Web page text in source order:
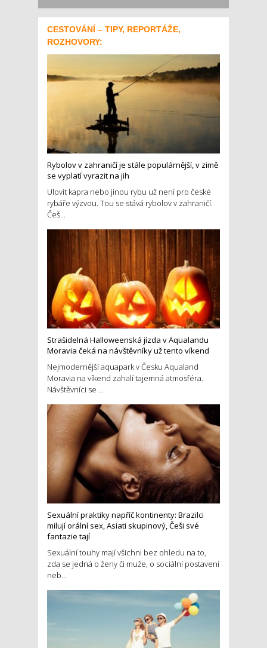
CESTOVÁNÍ – TIPY, REPORTÁŽE,
ROZHOVORY:
Rybolov v zahraničí je stále populárnější, v zimě
se vyplatí vyrazit na jih
Ulovit kapra nebo jinou rybu už není pro české
rybáře výzvou. Tou se stává rybolov v zahraničí.
Češ...
Strašidelná Halloweenská jízda v Aqualandu
Moravia čeká na návštěvníky už tento víkend
Nejmodernější aquapark v Česku Aqualand
Moravia na víkend zahalí tajemná atmosféra.
Návštěvníci se ...
Sexuální praktiky napříč kontinenty: Brazilci
milují orální sex, Asiati skupinový, Češi své
fantazie tají
Sexuální touhy mají všichni bez ohledu na to,
zda se jedná o ženy či muže, o sociální postavení
neb...